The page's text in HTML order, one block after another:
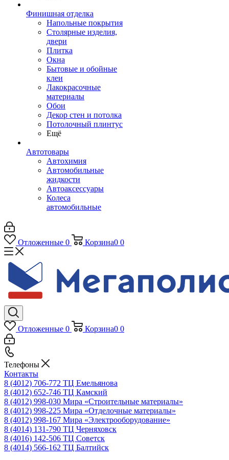
Финишная отделка
Напольные покрытия
Столярные изделия,
двери
Плитка
Окна
Бытовые и обойные
клеи
Лакокрасочные
материалы
Обои
Декор стен и потолка
Потолочный плинтус
Ещё
Автотовары
Автохимия
Автомобильные
жидкости
Автоаксессуары
Колеса
автомобильные
Отложенные 0 Корзина0 0
Отложенные 0 Корзина0 0
Телефоны
Контакты
8 (4012) 706-772 ТЦ Емельянова
8 (4012) 652-746 ТЦ Камский
8 (4012) 998-030 Мира «Строительные материалы»
8 (4012) 998-225 Мира «Отделочные материалы»
8 (4012) 998-167 Мира «Электрооборудование»
8 (4014) 131-790 ТЦ Черняховск
8 (4016) 142-506 ТЦ Советск
8 (4014) 566-162 ТЦ Балтийск